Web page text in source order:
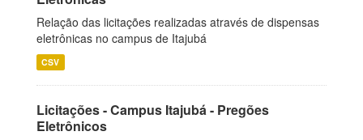
Relação das licitações realizadas através de dispensas
eletrônicas no campus de Itajubá
CSV
Licitações - Campus Itajubá - Pregões
Eletrônicos